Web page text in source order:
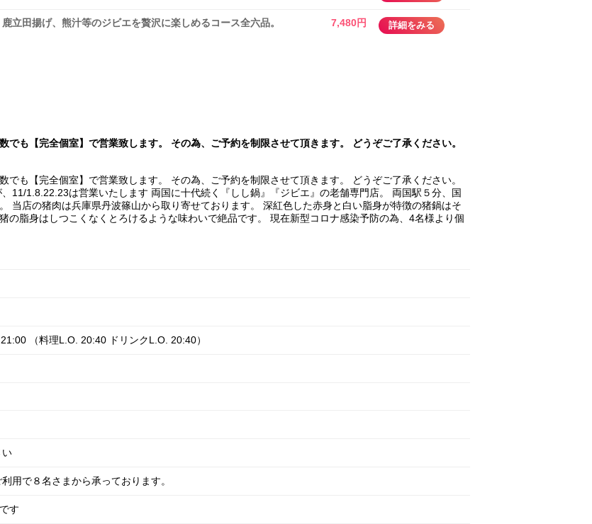
立田揚げ、熊汁等のジビエを贅沢に楽しめるコース全六品。
7,480円 詳細をみる
も【完全個室】で営業致します。 その為、ご予約を制限させて頂きます。 どうぞご了承ください。
でも【完全個室】で営業致します。 その為、ご予約を制限させて頂きます。 どうぞご了承ください。
11/1.8.22.23は営業いたします 両国に十代続く『しし鍋』『ジビエ』の老舗専門店。 両国駅５分、国
当店の猪肉は兵庫県丹波篠山から取り寄せております。 深紅色した赤身と白い脂身が特徴の猪鍋はそ
の脂身はしつこくなくとろけるような味わいで絶品です。 現在新型コロナ感染予防の為、4名様より個
（料理L.O. 20:40 ドリンクL.O. 20:40）
い
用で８名さまから承っております。
す